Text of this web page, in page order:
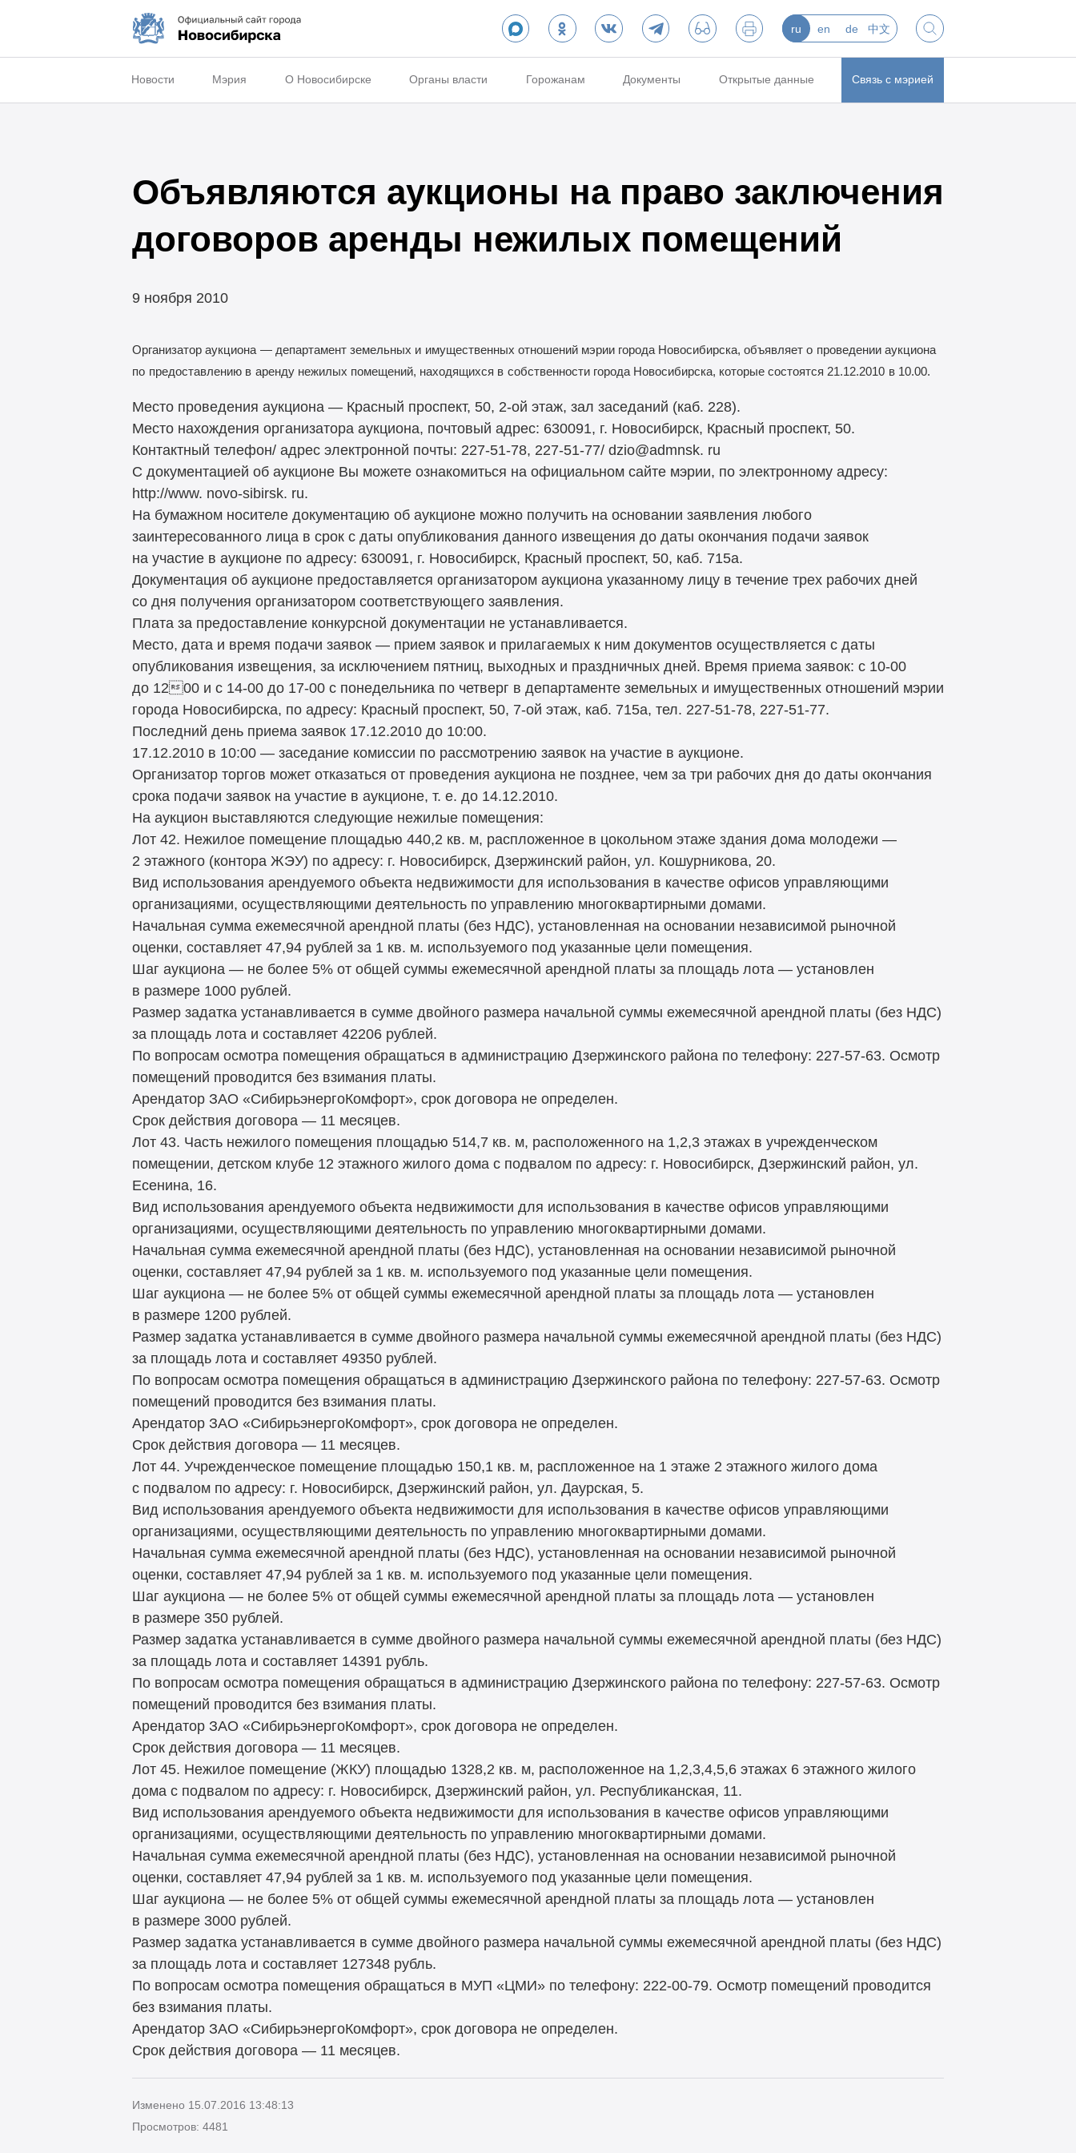
ru en de 中文
Новости Мэрия О Новосибирске Органы власти Горожанам Документы Открытые данные Связь с мэрией
Объявляются аукционы на право заключения
договоров аренды нежилых помещений
9 ноября 2010
Организатор аукциона — департамент земельных и имущественных отношений мэрии города Новосибирска, объявляет о проведении аукциона
по предоставлению в аренду нежилых помещений, находящихся в собственности города Новосибирска, которые состоятся 21.12.2010 в 10.00.
Место проведения аукциона — Красный проспект, 50, 2-ой этаж, зал заседаний (каб. 228).
Место нахождения организатора аукциона, почтовый адрес: 630091, г. Новосибирск, Красный проспект, 50.
Контактный телефон/ адрес электронной почты: 227-51-78, 227-51-77/ dzio@admnsk. ru
С документацией об аукционе Вы можете ознакомиться на официальном сайте мэрии, по электронному адресу:
http://www. novo-sibirsk. ru.
На бумажном носителе документацию об аукционе можно получить на основании заявления любого
заинтересованного лица в срок с даты опубликования данного извещения до даты окончания подачи заявок
на участие в аукционе по адресу: 630091, г. Новосибирск, Красный проспект, 50, каб. 715а.
Документация об аукционе предоставляется организатором аукциона указанному лицу в течение трех рабочих дней
со дня получения организатором соответствующего заявления.
Плата за предоставление конкурсной документации не устанавливается.
Место, дата и время подачи заявок — прием заявок и прилагаемых к ним документов осуществляется с даты
опубликования извещения, за исключением пятниц, выходных и праздничных дней. Время приема заявок: с 10-00
до 1200 и с 14-00 до 17-00 с понедельника по четверг в департаменте земельных и имущественных отношений мэрии
города Новосибирска, по адресу: Красный проспект, 50, 7-ой этаж, каб. 715а, тел. 227-51-78, 227-51-77.
Последний день приема заявок 17.12.2010 до 10:00.
17.12.2010 в 10:00 — заседание комиссии по рассмотрению заявок на участие в аукционе.
Организатор торгов может отказаться от проведения аукциона не позднее, чем за три рабочих дня до даты окончания
срока подачи заявок на участие в аукционе, т. е. до 14.12.2010.
На аукцион выставляются следующие нежилые помещения:
Лот 42. Нежилое помещение площадью 440,2 кв. м, распложенное в цокольном этаже здания дома молодежи —
2 этажного (контора ЖЭУ) по адресу: г. Новосибирск, Дзержинский район, ул. Кошурникова, 20.
Вид использования арендуемого объекта недвижимости для использования в качестве офисов управляющими
организациями, осуществляющими деятельность по управлению многоквартирными домами.
Начальная сумма ежемесячной арендной платы (без НДС), установленная на основании независимой рыночной
оценки, составляет 47,94 рублей за 1 кв. м. используемого под указанные цели помещения.
Шаг аукциона — не более 5% от общей суммы ежемесячной арендной платы за площадь лота — установлен
в размере 1000 рублей.
Размер задатка устанавливается в сумме двойного размера начальной суммы ежемесячной арендной платы (без НДС)
за площадь лота и составляет 42206 рублей.
По вопросам осмотра помещения обращаться в администрацию Дзержинского района по телефону: 227-57-63. Осмотр
помещений проводится без взимания платы.
Арендатор ЗАО «СибирьэнергоКомфорт», срок договора не определен.
Срок действия договора — 11 месяцев.
Лот 43. Часть нежилого помещения площадью 514,7 кв. м, расположенного на 1,2,3 этажах в учрежденческом
помещении, детском клубе 12 этажного жилого дома с подвалом по адресу: г. Новосибирск, Дзержинский район, ул.
Есенина, 16.
Вид использования арендуемого объекта недвижимости для использования в качестве офисов управляющими
организациями, осуществляющими деятельность по управлению многоквартирными домами.
Начальная сумма ежемесячной арендной платы (без НДС), установленная на основании независимой рыночной
оценки, составляет 47,94 рублей за 1 кв. м. используемого под указанные цели помещения.
Шаг аукциона — не более 5% от общей суммы ежемесячной арендной платы за площадь лота — установлен
в размере 1200 рублей.
Размер задатка устанавливается в сумме двойного размера начальной суммы ежемесячной арендной платы (без НДС)
за площадь лота и составляет 49350 рублей.
По вопросам осмотра помещения обращаться в администрацию Дзержинского района по телефону: 227-57-63. Осмотр
помещений проводится без взимания платы.
Арендатор ЗАО «СибирьэнергоКомфорт», срок договора не определен.
Срок действия договора — 11 месяцев.
Лот 44. Учрежденческое помещение площадью 150,1 кв. м, распложенное на 1 этаже 2 этажного жилого дома
с подвалом по адресу: г. Новосибирск, Дзержинский район, ул. Даурская, 5.
Вид использования арендуемого объекта недвижимости для использования в качестве офисов управляющими
организациями, осуществляющими деятельность по управлению многоквартирными домами.
Начальная сумма ежемесячной арендной платы (без НДС), установленная на основании независимой рыночной
оценки, составляет 47,94 рублей за 1 кв. м. используемого под указанные цели помещения.
Шаг аукциона — не более 5% от общей суммы ежемесячной арендной платы за площадь лота — установлен
в размере 350 рублей.
Размер задатка устанавливается в сумме двойного размера начальной суммы ежемесячной арендной платы (без НДС)
за площадь лота и составляет 14391 рубль.
По вопросам осмотра помещения обращаться в администрацию Дзержинского района по телефону: 227-57-63. Осмотр
помещений проводится без взимания платы.
Арендатор ЗАО «СибирьэнергоКомфорт», срок договора не определен.
Срок действия договора — 11 месяцев.
Лот 45. Нежилое помещение (ЖКУ) площадью 1328,2 кв. м, расположенное на 1,2,3,4,5,6 этажах 6 этажного жилого
дома с подвалом по адресу: г. Новосибирск, Дзержинский район, ул. Республиканская, 11.
Вид использования арендуемого объекта недвижимости для использования в качестве офисов управляющими
организациями, осуществляющими деятельность по управлению многоквартирными домами.
Начальная сумма ежемесячной арендной платы (без НДС), установленная на основании независимой рыночной
оценки, составляет 47,94 рублей за 1 кв. м. используемого под указанные цели помещения.
Шаг аукциона — не более 5% от общей суммы ежемесячной арендной платы за площадь лота — установлен
в размере 3000 рублей.
Размер задатка устанавливается в сумме двойного размера начальной суммы ежемесячной арендной платы (без НДС)
за площадь лота и составляет 127348 рубль.
По вопросам осмотра помещения обращаться в МУП «ЦМИ» по телефону: 222-00-79. Осмотр помещений проводится
без взимания платы.
Арендатор ЗАО «СибирьэнергоКомфорт», срок договора не определен.
Срок действия договора — 11 месяцев.
Изменено 15.07.2016 13:48:13
Просмотров: 4481